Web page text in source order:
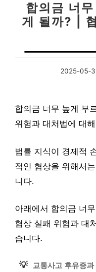
합의금 너
게 될까? |
2025-05-
합의금 너무 높게 부
위험과 대처법에 대
법률 지식이 경제적
적인 협상을 위해서
니다.
아래에서 합의금 너
협상 실패 위험과 대
습니다.
💡 교통사고 후유증